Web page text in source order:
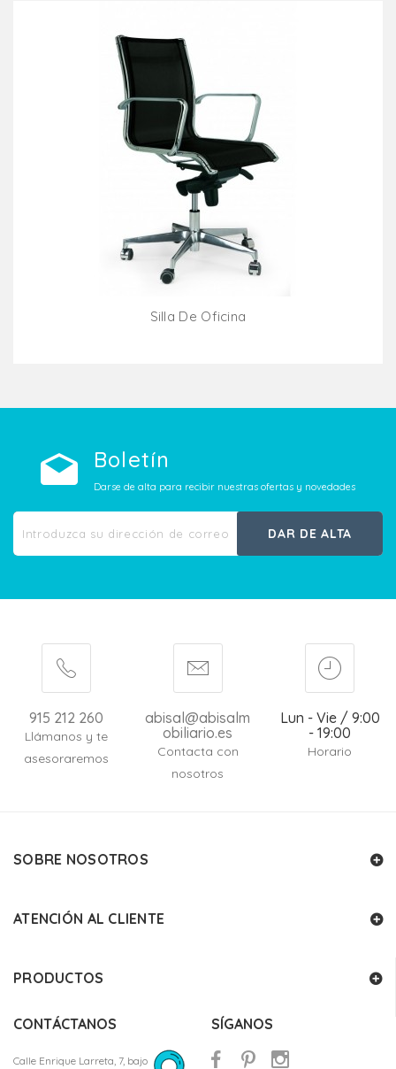
Silla De Oficina
Boletín
Darse de alta para recibir nuestras ofertas y novedades
DAR DE ALTA
915 212 260
Llámanos y te
asesoraremos
abisal@abisalm
obiliario.es
Contacta con
nosotros
Lun - Vie / 9:00
- 19:00
Horario
SOBRE NOSOTROS
ATENCIÓN AL CLIENTE
PRODUCTOS
CONTÁCTANOS
Calle Enrique Larreta, 7, bajo
SÍGANOS